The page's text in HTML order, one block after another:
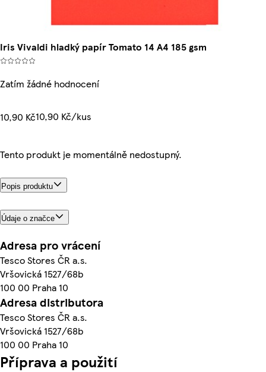
Iris Vivaldi hladký papír Tomato 14 A4 185 gsm
Zatím žádné hodnocení
10,90 Kč10,90 Kč/kus
Tento produkt je momentálně nedostupný.
Popis produktu
Údaje o značce
Adresa pro vrácení
Tesco Stores ČR a.s.
Vršovická 1527/68b
100 00 Praha 10
Adresa distributora
Tesco Stores ČR a.s.
Vršovická 1527/68b
100 00 Praha 10
Příprava a použití